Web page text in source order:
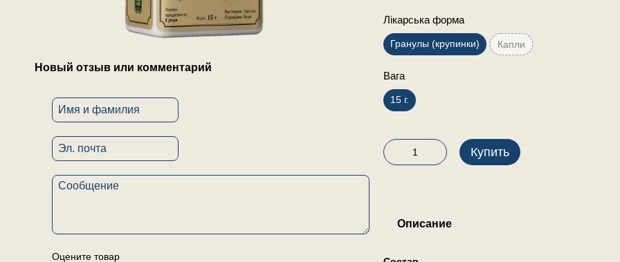
Новый отзыв или комментарий
Оцените товар
Лікарська форма
Гранулы (крупинки) Капли
Вага
15 г.
Купить
Описание